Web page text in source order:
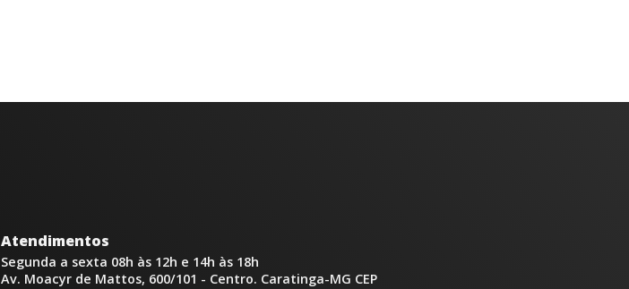
Atendimentos
Segunda a sexta 08h às 12h e 14h às 18h
Av. Moacyr de Mattos, 600/101 - Centro. Caratinga-MG CEP